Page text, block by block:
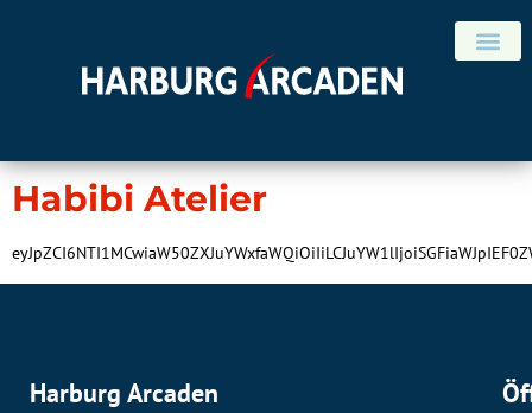
Künstlerbedarf
Habibi Atelier
Harburg Arcaden